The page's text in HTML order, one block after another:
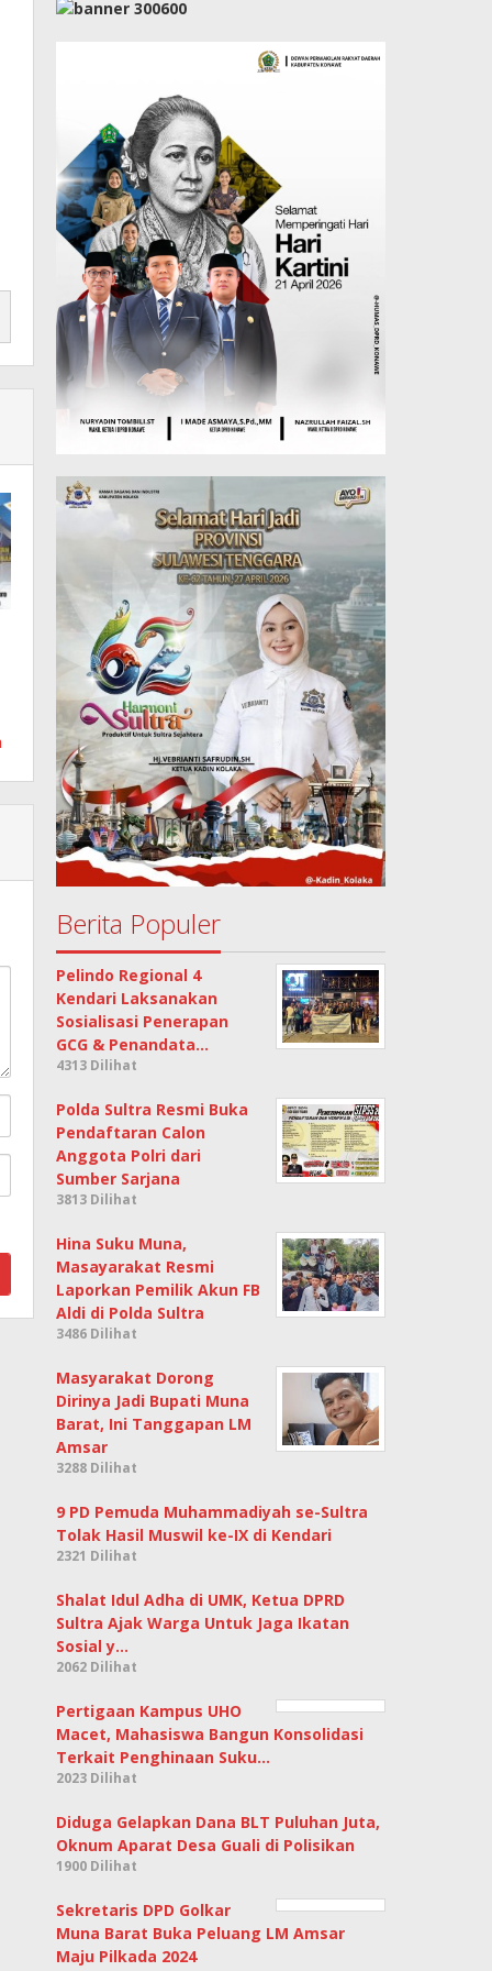
Berita Populer
Pelindo Regional 4
Kendari Laksanakan
Sosialisasi Penerapan
GCG & Penandata…
4313 Dilihat
Polda Sultra Resmi Buka
Pendaftaran Calon
Anggota Polri dari
Sumber Sarjana
3813 Dilihat
Hina Suku Muna,
Masayarakat Resmi
Laporkan Pemilik Akun FB
Aldi di Polda Sultra
3486 Dilihat
Masyarakat Dorong
Dirinya Jadi Bupati Muna
Barat, Ini Tanggapan LM
Amsar
3288 Dilihat
9 PD Pemuda Muhammadiyah se-Sultra
Tolak Hasil Muswil ke-IX di Kendari
2321 Dilihat
Shalat Idul Adha di UMK, Ketua DPRD
Sultra Ajak Warga Untuk Jaga Ikatan
Sosial y…
2062 Dilihat
Pertigaan Kampus UHO
Macet, Mahasiswa Bangun Konsolidasi
Terkait Penghinaan Suku…
2023 Dilihat
Diduga Gelapkan Dana BLT Puluhan Juta,
Oknum Aparat Desa Guali di Polisikan
1900 Dilihat
Sekretaris DPD Golkar
Muna Barat Buka Peluang LM Amsar
Maju Pilkada 2024